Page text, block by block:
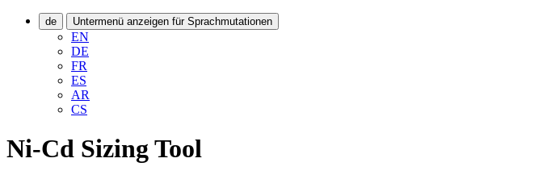
de Untermenü anzeigen für Sprachmutationen
EN
DE
FR
ES
AR
CS
Ni-Cd Sizing Tool